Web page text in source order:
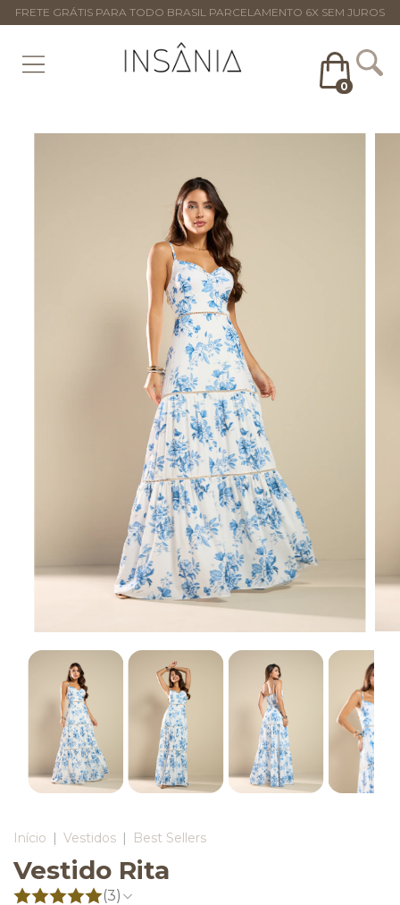
FRETE GRÁTIS PARA TODO BRASIL PARCELAMENTO 6X SEM JUROS
0
Início | Vestidos | Best Sellers
Vestido Rita
(3)